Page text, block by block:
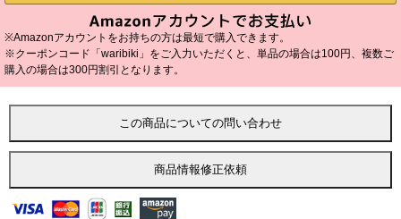
※Amazonアカウントをお持ちの方は最短で購入できます。
※クーポンコード「waribiki」をご入力いただくと、単品の場合は100円、複数ご
購入の場合は300円割引となります。